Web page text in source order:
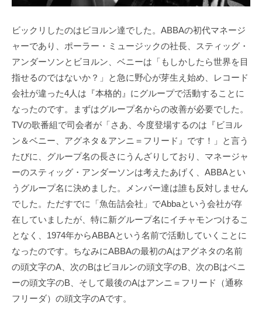
ビックリしたのはビヨルン達でした。ABBAの初代マネージ
ャーであり、ポーラー・ミュージックの社長、スティッグ・
アンダーソンとビヨルン、ベニーは「もしかしたら世界を目
指せるのではないか？」と急に野心が芽生え始め、レコード
会社が違った4人は『本格的』にグループで活動することに
なったのです。まずはグループ名からの改善が必要でした。
TVの歌番組で司会者が「さあ、今度登場するのは『ビヨル
ン＆ベニー、アグネタ＆アンニ＝フリード』です！」と言う
たびに、グループ名の長さにうんざりしており、マネージャ
ーのスティッグ・アンダーソンは考えたあげく、ABBAとい
うグループ名に決めました。メンバー達は誰も反対しません
でした。ただすでに「魚缶詰会社」でAbbaという会社が存
在していましたが、特に新グループ名にイチャモンつけるこ
となく、1974年からABBAという名前で活動していくことに
なったのです。ちなみにABBAの最初のAはアグネタの名前
の頭文字のA、次のBはビヨルンの頭文字のB、次のBはベニ
ーの頭文字のB、そして最後のAはアンニ＝フリード（通称
フリーダ）の頭文字のAです。